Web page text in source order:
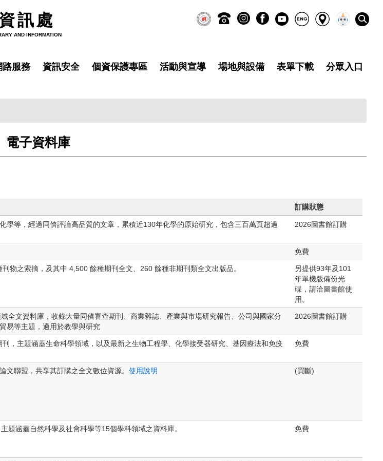
訊處
AND INFORMATION
路服務 資訊安全 個資保護專區 活動與宣導 場地與設備 表單下載 分眾入口
電子資料庫
訂購狀態
學等，經過同儕評論高品質的文章，累積近130年化學的原始研究，包含三百萬頁超過
2026圖書館訂購
免費
物之索摘，及其中 4,500 餘種期刊全文、260 餘種非期刊類全文出版品。
另提供93年及101
年單機版備份光
碟，請洽圖書館使
用。
全文資料庫，收錄大量同儕審查期刊、商業雜誌、產業與市場研究報告、公司與國家分
易等主題，適用於教學與研究
2026圖書館訂購
，主題涵蓋生命科學領域，以及最新之生物工程學、化學接受器研究、基因療法和免疫
免費
聯盟，共享其訂購之全文數位資源。 使用說明 (買斷)
題涵蓋自然科學及社會科學等15個學科領域之資料庫。 免費